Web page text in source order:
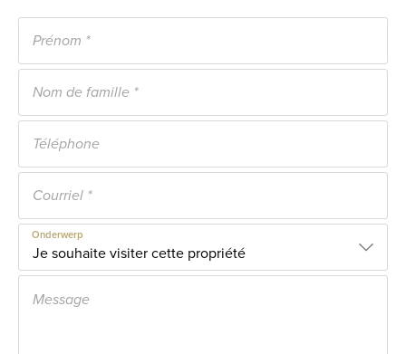
Onderwerp